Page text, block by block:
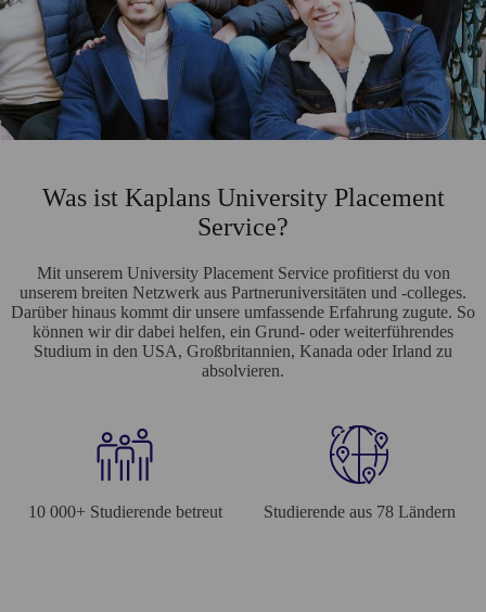
Was ist Kaplans University Placement
Service?
Mit unserem University Placement Service profitierst du von
unserem breiten Netzwerk aus Partneruniversitäten und -colleges.
Darüber hinaus kommt dir unsere umfassende Erfahrung zugute. So
können wir dir dabei helfen, ein Grund- oder weiterführendes
Studium in den USA, Großbritannien, Kanada oder Irland zu
absolvieren.
10 000+ Studierende betreut Studierende aus 78 Ländern